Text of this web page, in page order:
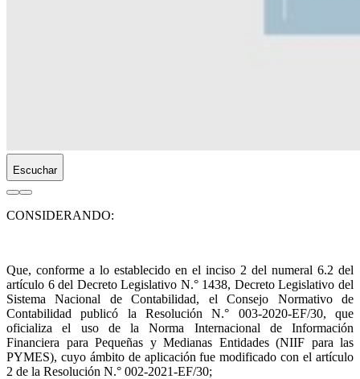
Escuchar
CONSIDERANDO:
Que, conforme a lo establecido en el inciso 2 del numeral 6.2 del
artículo 6 del Decreto Legislativo N.° 1438, Decreto Legislativo del
Sistema Nacional de Contabilidad, el Consejo Normativo de
Contabilidad publicó la Resolución N.° 003-2020-EF/30, que
oficializa el uso de la Norma Internacional de Información
Financiera para Pequeñas y Medianas Entidades (NIIF para las
PYMES), cuyo ámbito de aplicación fue modificado con el artículo
2 de la Resolución N.° 002-2021-EF/30;